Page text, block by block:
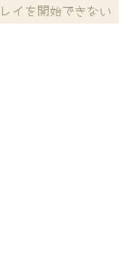
イを開始できない